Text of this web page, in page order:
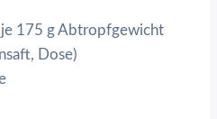
175 g Abtropfgewicht
Dose)